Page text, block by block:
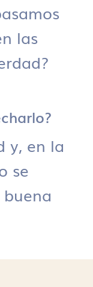
las
y, en la
se